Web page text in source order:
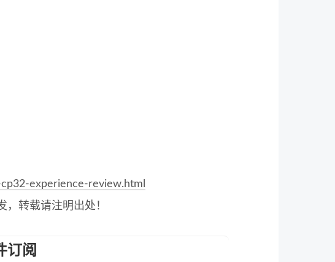
experience-review.html
，转载请注明出处！
订阅